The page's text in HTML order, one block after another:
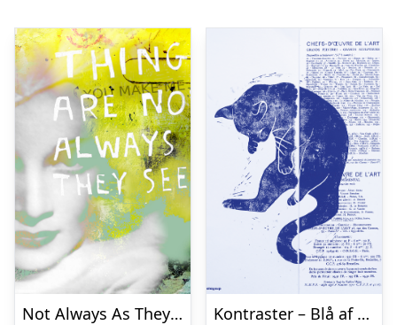
Not Always As They Seem af Rikke Axelsen
Kontraster – Blå af Maladroit